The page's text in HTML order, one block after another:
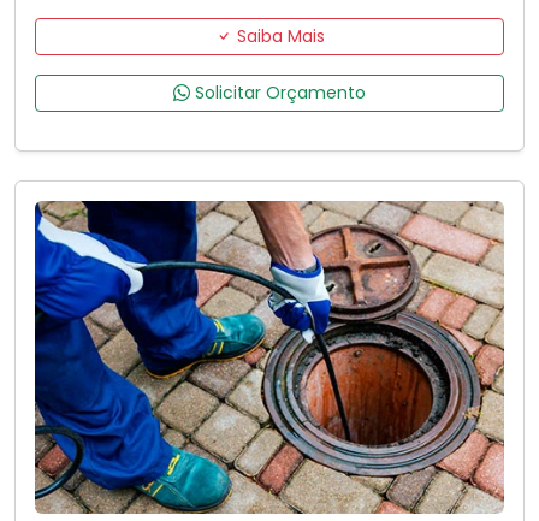
Saiba Mais
Solicitar Orçamento